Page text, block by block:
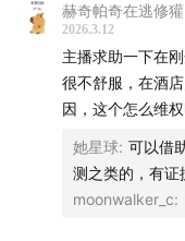
赫奇帕奇在逃修獾
2026.3.12
主播求助一下在
很不舒服，在酒
因，这个怎么维权
她星球: 可以借
测之类的，有证
moonwalker_c: